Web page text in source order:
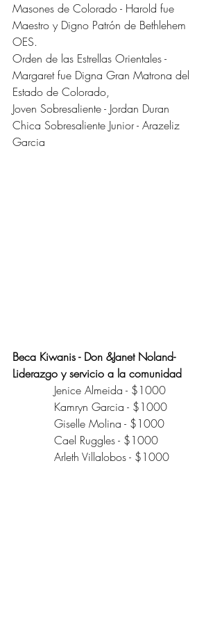
Masones de Colorado - Harold fue
Maestro y Digno Patrón de Bethlehem
OES.
Orden de las Estrellas Orientales -
Margaret fue Digna Gran Matrona del
Estado de Colorado,
Joven Sobresaliente - Jordan Duran
Chica Sobresaliente Junior - Arazeliz
Garcia
Beca Kiwanis - Don &Janet Noland-
Liderazgo y servicio a la comunidad
            Jenice Almeida - $1000
            Kamryn Garcia - $1000
            Giselle Molina - $1000
            Cael Ruggles - $1000
            Arleth Villalobos - $1000